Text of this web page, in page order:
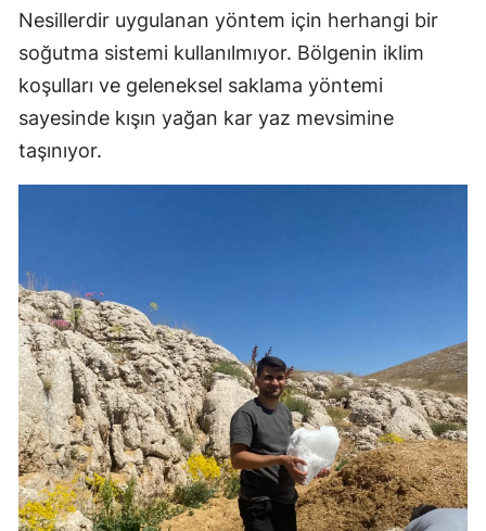
Nesillerdir uygulanan yöntem için herhangi bir
soğutma sistemi kullanılmıyor. Bölgenin iklim
koşulları ve geleneksel saklama yöntemi
sayesinde kışın yağan kar yaz mevsimine
taşınıyor.